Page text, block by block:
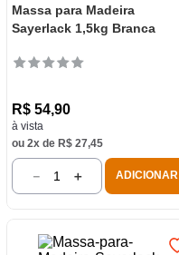
Massa para Madeira
Sayerlack 1,5kg Branca
R$ 54,90
à vista
ou 2x de R$ 27,45
＋
－ ADICIONAR